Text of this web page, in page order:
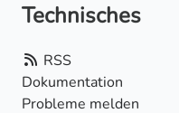
Technisches
RSS
Dokumentation
Probleme melden